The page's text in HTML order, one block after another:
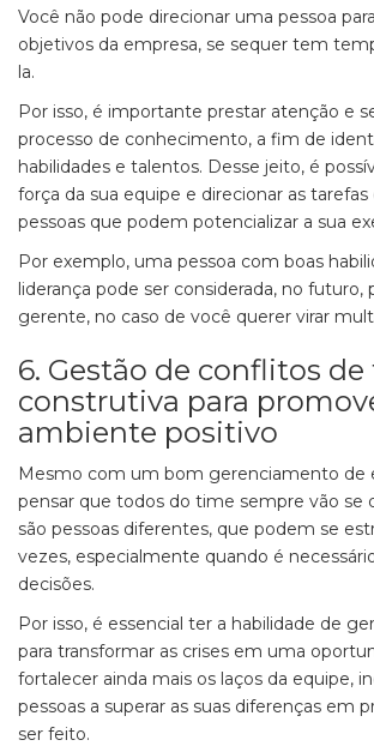
Você não pode direcionar uma pessoa
objetivos da empresa, se sequer tem
la.
Por isso, é importante prestar atenção e
processo de conhecimento, a fim de
habilidades e talentos. Desse jeito, é
força da sua equipe e direcionar as tarefas
pessoas que podem potencializar a sua
Por exemplo, uma pessoa com boas
liderança pode ser considerada, no futuro,
gerente, no caso de você querer virar
6. Gestão de conflitos
construtiva para
ambiente positivo
Mesmo com um bom gerenciamento de
pensar que todos do time sempre vão se
são pessoas diferentes, que podem se
vezes, especialmente quando é
decisões.
Por isso, é essencial ter a habilidade de
para transformar as crises em uma
fortalecer ainda mais os laços da equipe,
pessoas a superar as suas diferenças em
ser feito.